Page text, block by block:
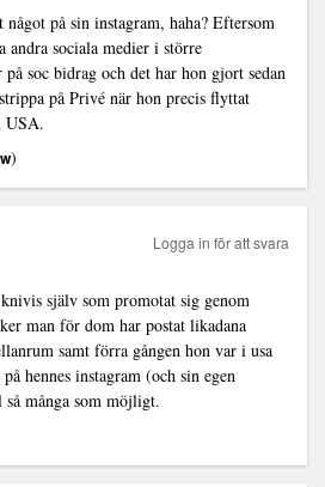
på sin instagram, haha? Eftersom
andra sociala medier i större
soc bidrag och det har hon gjort sedan
på Privé när hon precis flyttat
USA.
)
själv som promotat sig genom
man för dom har postat likadana
samt förra gången hon var i usa
hennes instagram (och sin egen
många som möjligt.
Logga in för att svara